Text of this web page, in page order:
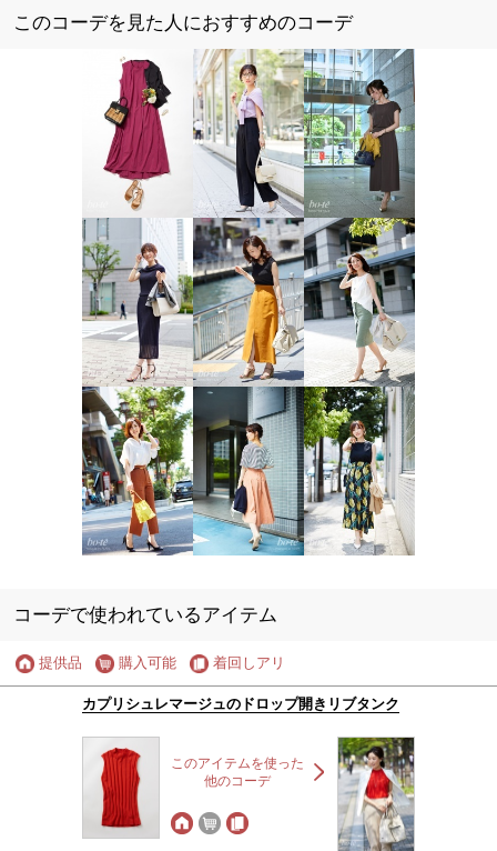
このコーデを見た人におすすめのコーデ
コーデで使われているアイテム
提供品 購入可能 着回しアリ
カプリシュレマージュのドロップ開きリブタンク
このアイテムを使った
他のコーデ